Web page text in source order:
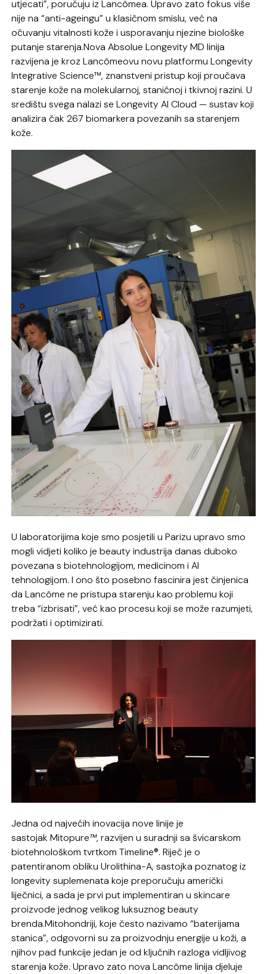
utjecati”, poručuju iz Lancômea. Upravo zato fokus više
nije na “anti-ageingu” u klasičnom smislu, već na
očuvanju vitalnosti kože i usporavanju njezine biološke
putanje starenja.Nova Absolue Longevity MD linija
razvijena je kroz Lancômeovu novu platformu Longevity
Integrative Science™, znanstveni pristup koji proučava
starenje kože na molekularnoj, staničnoj i tkivnoj razini. U
središtu svega nalazi se Longevity AI Cloud — sustav koji
analizira čak 267 biomarkera povezanih sa starenjem
kože.
U laboratorijima koje smo posjetili u Parizu upravo smo
mogli vidjeti koliko je beauty industrija danas duboko
povezana s biotehnologijom, medicinom i AI
tehnologijom. I ono što posebno fascinira jest činjenica
da Lancôme ne pristupa starenju kao problemu koji
treba “izbrisati”, već kao procesu koji se može razumjeti,
podržati i optimizirati.
Jedna od najvećih inovacija nove linije je
sastojak Mitopure™, razvijen u suradnji sa švicarskom
biotehnološkom tvrtkom Timeline®. Riječ je o
patentiranom obliku Urolithina-A, sastojka poznatog iz
longevity suplemenata koje preporučuju američki
liječnici, a sada je prvi put implementiran u skincare
proizvode jednog velikog luksuznog beauty
brenda.Mitohondriji, koje često nazivamo “baterijama
stanica”, odgovorni su za proizvodnju energije u koži, a
njihov pad funkcije jedan je od ključnih razloga vidljivog
starenja kože. Upravo zato nova Lancôme linija djeluje